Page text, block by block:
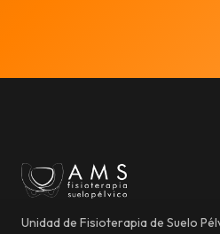
Unidad de Fisioterapia de Suelo